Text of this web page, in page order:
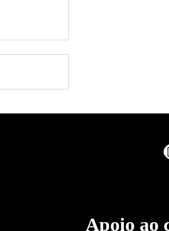
Apoio ao